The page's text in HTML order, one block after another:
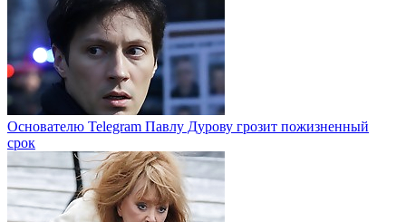
Основателю Telegram Павлу Дурову грозит пожизненный
срок